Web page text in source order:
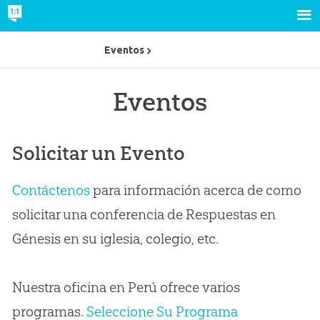
Eventos
Solicitar un Evento
Contáctenospara información acerca de como
solicitar una conferencia de Respuestas en
Génesis en su iglesia, colegio, etc.
Nuestra oficina en Perú ofrece varios
programas. Seleccione Su Programa
Eventos